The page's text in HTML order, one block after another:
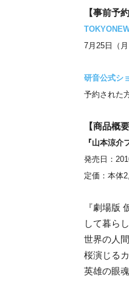
【事前予
7月25日（
研音公式シ
予約された
【商品概要
『山本涼介
発売日：
定価：本体
『劇場版
して暮ら
世界の人
桜演じる
英雄の眼